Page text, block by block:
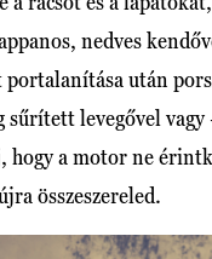
nedves
után
sűrített levegővel
a motor ne
összeszereled.